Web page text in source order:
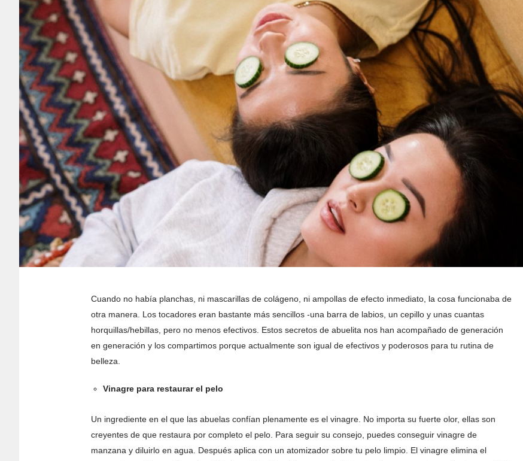
Cuando no había planchas, ni mascarillas de colágeno, ni ampollas de efecto inmediato, la cosa funcionaba de
otra manera. Los tocadores eran bastante más sencillos -una barra de labios, un cepillo y unas cuantas
horquillas/hebillas, pero no menos efectivos. Estos secretos de abuelita nos han acompañado de generación
en generación y los compartimos porque actualmente son igual de efectivos y poderosos para tu rutina de
belleza.
Vinagre para restaurar el pelo
Un ingrediente en el que las abuelas confían plenamente es el vinagre. No importa su fuerte olor, ellas son
creyentes de que restaura por completo el pelo. Para seguir su consejo, puedes conseguir vinagre de
manzana y diluirlo en agua. Después aplica con un atomizador sobre tu pelo limpio. El vinagre elimina el